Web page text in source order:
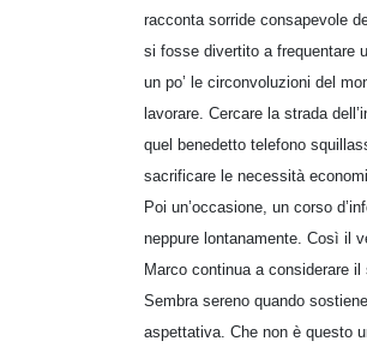
racconta sorride consapevole
si fosse divertito a frequentare
un po’ le circonvoluzioni del
lavorare. Cercare la strada
quel benedetto telefono
sacrificare le necessità
Poi un’occasione, un corso
neppure lontanamente. Così il
Marco continua a considerare
Sembra sereno quando
aspettativa. Che non è questo